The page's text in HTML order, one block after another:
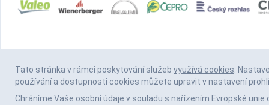
Tato stránka v rámci poskytování služeb využívá cookies.
používání a dostupnosti cookies můžete upravit v nastavení
Chráníme Vaše osobní údaje v souladu s nařízením Evropské unie